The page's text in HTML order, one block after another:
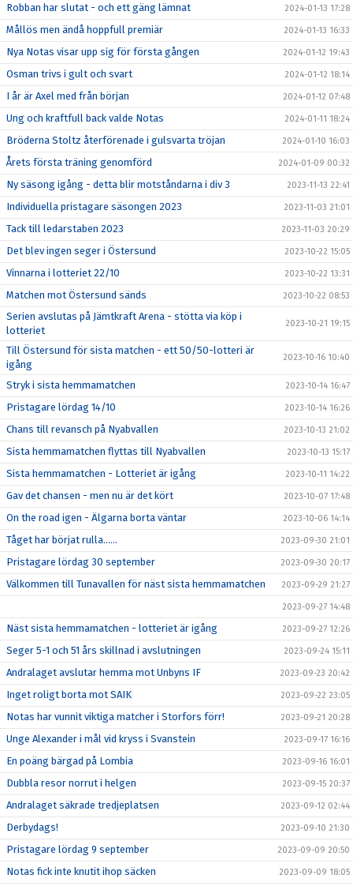
Robban har slutat - och ett gäng lämnat 2024-01-13 17:28
Mållös men ändå hoppfull premiär 2024-01-13 16:33
Nya Notas visar upp sig för första gången 2024-01-12 19:43
Osman trivs i gult och svart 2024-01-12 18:14
I år är Axel med från början 2024-01-12 07:48
Ung och kraftfull back valde Notas 2024-01-11 18:24
Bröderna Stoltz återförenade i gulsvarta tröjan 2024-01-10 16:03
Årets första träning genomförd 2024-01-09 00:32
Ny säsong igång - detta blir motståndarna i div 3 2023-11-13 22:41
Individuella pristagare säsongen 2023 2023-11-03 21:01
Tack till ledarstaben 2023 2023-11-03 20:29
Det blev ingen seger i Östersund 2023-10-22 15:05
Vinnarna i lotteriet 22/10 2023-10-22 13:31
Matchen mot Östersund sänds 2023-10-22 08:53
Serien avslutas på Jämtkraft Arena - stötta via köp i
lotteriet
2023-10-21 19:15
Till Östersund för sista matchen - ett 50/50-lotteri är
igång
2023-10-16 10:40
Stryk i sista hemmamatchen 2023-10-14 16:47
Pristagare lördag 14/10 2023-10-14 16:26
Chans till revansch på Nyabvallen 2023-10-13 21:02
Sista hemmamatchen flyttas till Nyabvallen 2023-10-13 15:17
Sista hemmamatchen - Lotteriet är igång 2023-10-11 14:22
Gav det chansen - men nu är det kört 2023-10-07 17:48
On the road igen - Älgarna borta väntar 2023-10-06 14:14
Tåget har börjat rulla…… 2023-09-30 21:01
Pristagare lördag 30 september 2023-09-30 20:17
Välkommen till Tunavallen för näst sista hemmamatchen 2023-09-29 21:27
2023-09-27 14:48
Näst sista hemmamatchen - lotteriet är igång 2023-09-27 12:26
Seger 5-1 och 51 års skillnad i avslutningen 2023-09-24 15:11
Andralaget avslutar hemma mot Unbyns IF 2023-09-23 20:42
Inget roligt borta mot SAIK 2023-09-22 23:05
Notas har vunnit viktiga matcher i Storfors förr! 2023-09-21 20:28
Unge Alexander i mål vid kryss i Svanstein 2023-09-17 16:16
En poäng bärgad på Lombia 2023-09-16 16:01
Dubbla resor norrut i helgen 2023-09-15 20:37
Andralaget säkrade tredjeplatsen 2023-09-12 02:44
Derbydags! 2023-09-10 21:30
Pristagare lördag 9 september 2023-09-09 20:50
Notas fick inte knutit ihop säcken 2023-09-09 18:05